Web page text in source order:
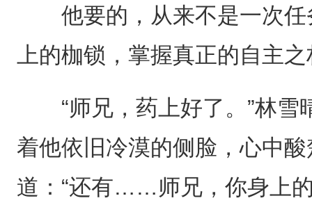
他要的，从来不是一次任
上的枷锁，掌握真正的自主
“师兄，药上好了。”林雪
着他依旧冷漠的侧脸，心中
道：“还有……师兄，你身上的